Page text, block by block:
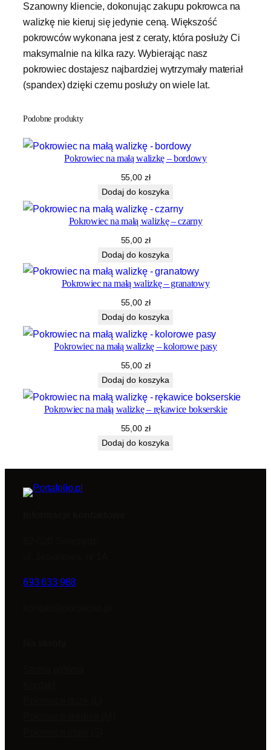
Szanowny kliencie, dokonując zakupu pokrowca na
walizkę nie kieruj się jedynie ceną. Większość
pokrowców wykonana jest z ceraty, która posłuży Ci
maksymalnie na kilka razy. Wybierając nasz
pokrowiec dostajesz najbardziej wytrzymały materiał
(spandex) dzięki czemu posłuży on wiele lat.
Podobne produkty
Pokrowiec na małą walizkę – bordowy
55,00 zł
Dodaj do koszyka
Pokrowiec na małą walizkę – czarny
55,00 zł
Dodaj do koszyka
Pokrowiec na małą walizkę – granatowy
55,00 zł
Dodaj do koszyka
Pokrowiec na małą walizkę – kolorowe pasy
55,00 zł
Dodaj do koszyka
Pokrowiec na małą walizkę – rękawice bokserskie
55,00 zł
Dodaj do koszyka
693 633 988